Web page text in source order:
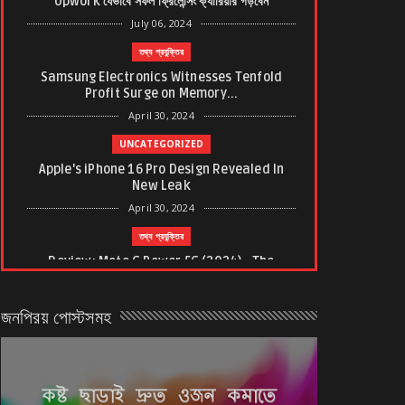
July 06, 2024
তথ্য প্রযুক্তির
Samsung Electronics Witnesses Tenfold
Profit Surge on Memory...
April 30, 2024
UNCATEGORIZED
Apple's iPhone 16 Pro Design Revealed In
New Leak
April 30, 2024
তথ্য প্রযুক্তির
Review: Moto G Power 5G (2024) - The
January 26, 2024
জনপ্রিয় পোস্টসমূহ